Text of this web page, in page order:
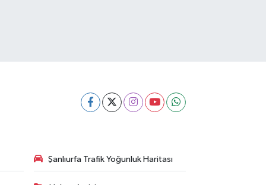
Şanlıurfa Trafik Yoğunluk Haritası